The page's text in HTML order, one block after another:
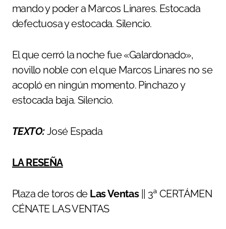
mando y poder a Marcos Linares. Estocada
defectuosa y estocada. Silencio.
El que cerró la noche fue «Galardonado»,
novillo noble con el que Marcos Linares no se
acopló en ningún momento. Pinchazo y
estocada baja. Silencio.
TEXTO:José Espada
LA RESEÑA
Plaza de toros de Las Ventas|| 3ª CERTÁMEN
CÉNATE LAS VENTAS